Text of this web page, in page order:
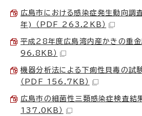
広島市における感染症発生動向
年) （PDF 263.2KB）
平成28年度広島湾内産かきの重
96.8KB）
機器分析法による下痢性貝毒の試
（PDF 156.7KB）
広島市の細菌性三類感染症検査
137.0KB）